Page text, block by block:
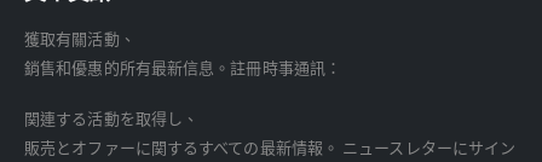
獲取有關活動、
銷售和優惠的所有最新信息。註冊時事通訊：
関連する活動を取得し、
販売とオファーに関するすべての最新情報。 ニュースレターにサイン